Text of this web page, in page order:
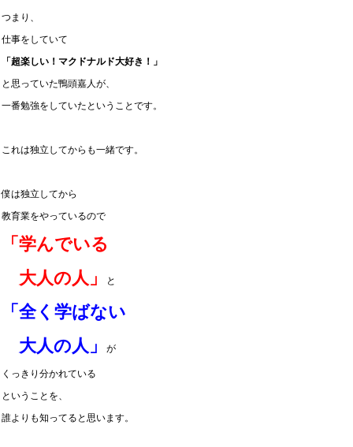
つまり、
仕事をしていて
「超楽しい！マクドナルド大好き！」
と思っていた鴨頭嘉人が、
一番勉強をしていたということです。
これは独立してからも一緒です。
僕は独立してから
教育業をやっているので
「学んでいる
大人の人」
と
「全く学ばない
大人の人」
が
くっきり分かれている
ということを、
誰よりも知ってると思います。